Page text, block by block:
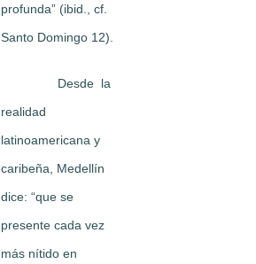
profunda” (ibid., cf.
Santo Domingo 12).
Desde la
realidad
latinoamericana y
caribeña, Medellín
dice: “que se
presente cada vez
más nítido en